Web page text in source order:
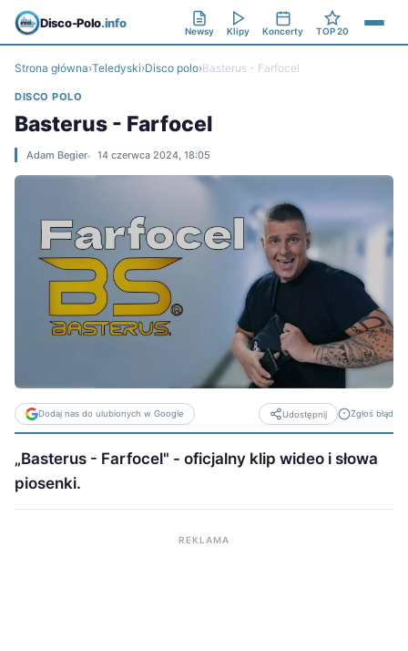
Disco-Polo.info
Newsy Klipy Koncerty TOP 20
Strona główna›Teledyski›Disco polo›Basterus - Farfocel
DISCO POLO
Basterus - Farfocel
Adam Begier 14 czerwca 2024, 18:05
Dodaj nas do ulubionych w Google Udostępnij Zgłoś błąd
„Basterus - Farfocel" - oficjalny klip wideo i słowa
piosenki.
REKLAMA